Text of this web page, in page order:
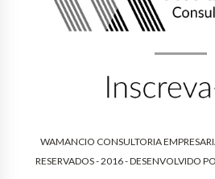
WAMANCIO CONSULTORIA
RESERVADOS - 2016 - DESENVOLVIDO